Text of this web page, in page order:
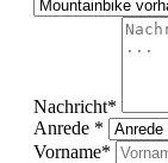
Nachricht*
Anrede *
Vorname*